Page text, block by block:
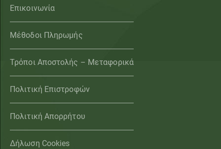
Επικοινωνία
Μέθοδοι Πληρωμής
Τρόποι Αποστολής – Μεταφορικά
Πολιτική Επιστροφών
Πολιτική Απορρήτου
Δήλωση Cookies